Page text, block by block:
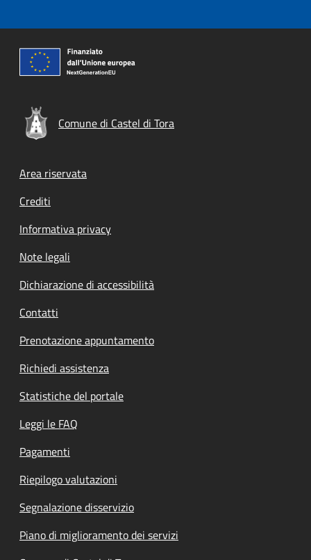
Comune di Castel di Tora
Footer menu
Area riservata
Crediti
Informativa privacy
Note legali
Dichiarazione di accessibilità
Contatti
Prenotazione appuntamento
Richiedi assistenza
Statistiche del portale
Leggi le FAQ
Pagamenti
Riepilogo valutazioni
Segnalazione disservizio
Piano di miglioramento dei servizi